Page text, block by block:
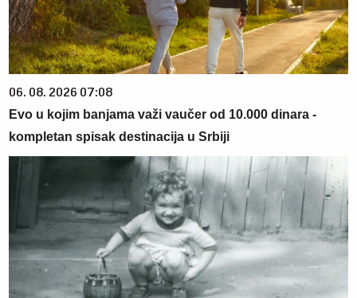
06. 08. 2026 07:08
Evo u kojim banjama važi vaučer od 10.000 dinara -
kompletan spisak destinacija u Srbiji